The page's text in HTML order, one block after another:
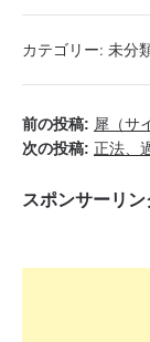
カテゴリー: 未分
前の投稿: 犀（サ
次の投稿: 正法、
スポンサーリン